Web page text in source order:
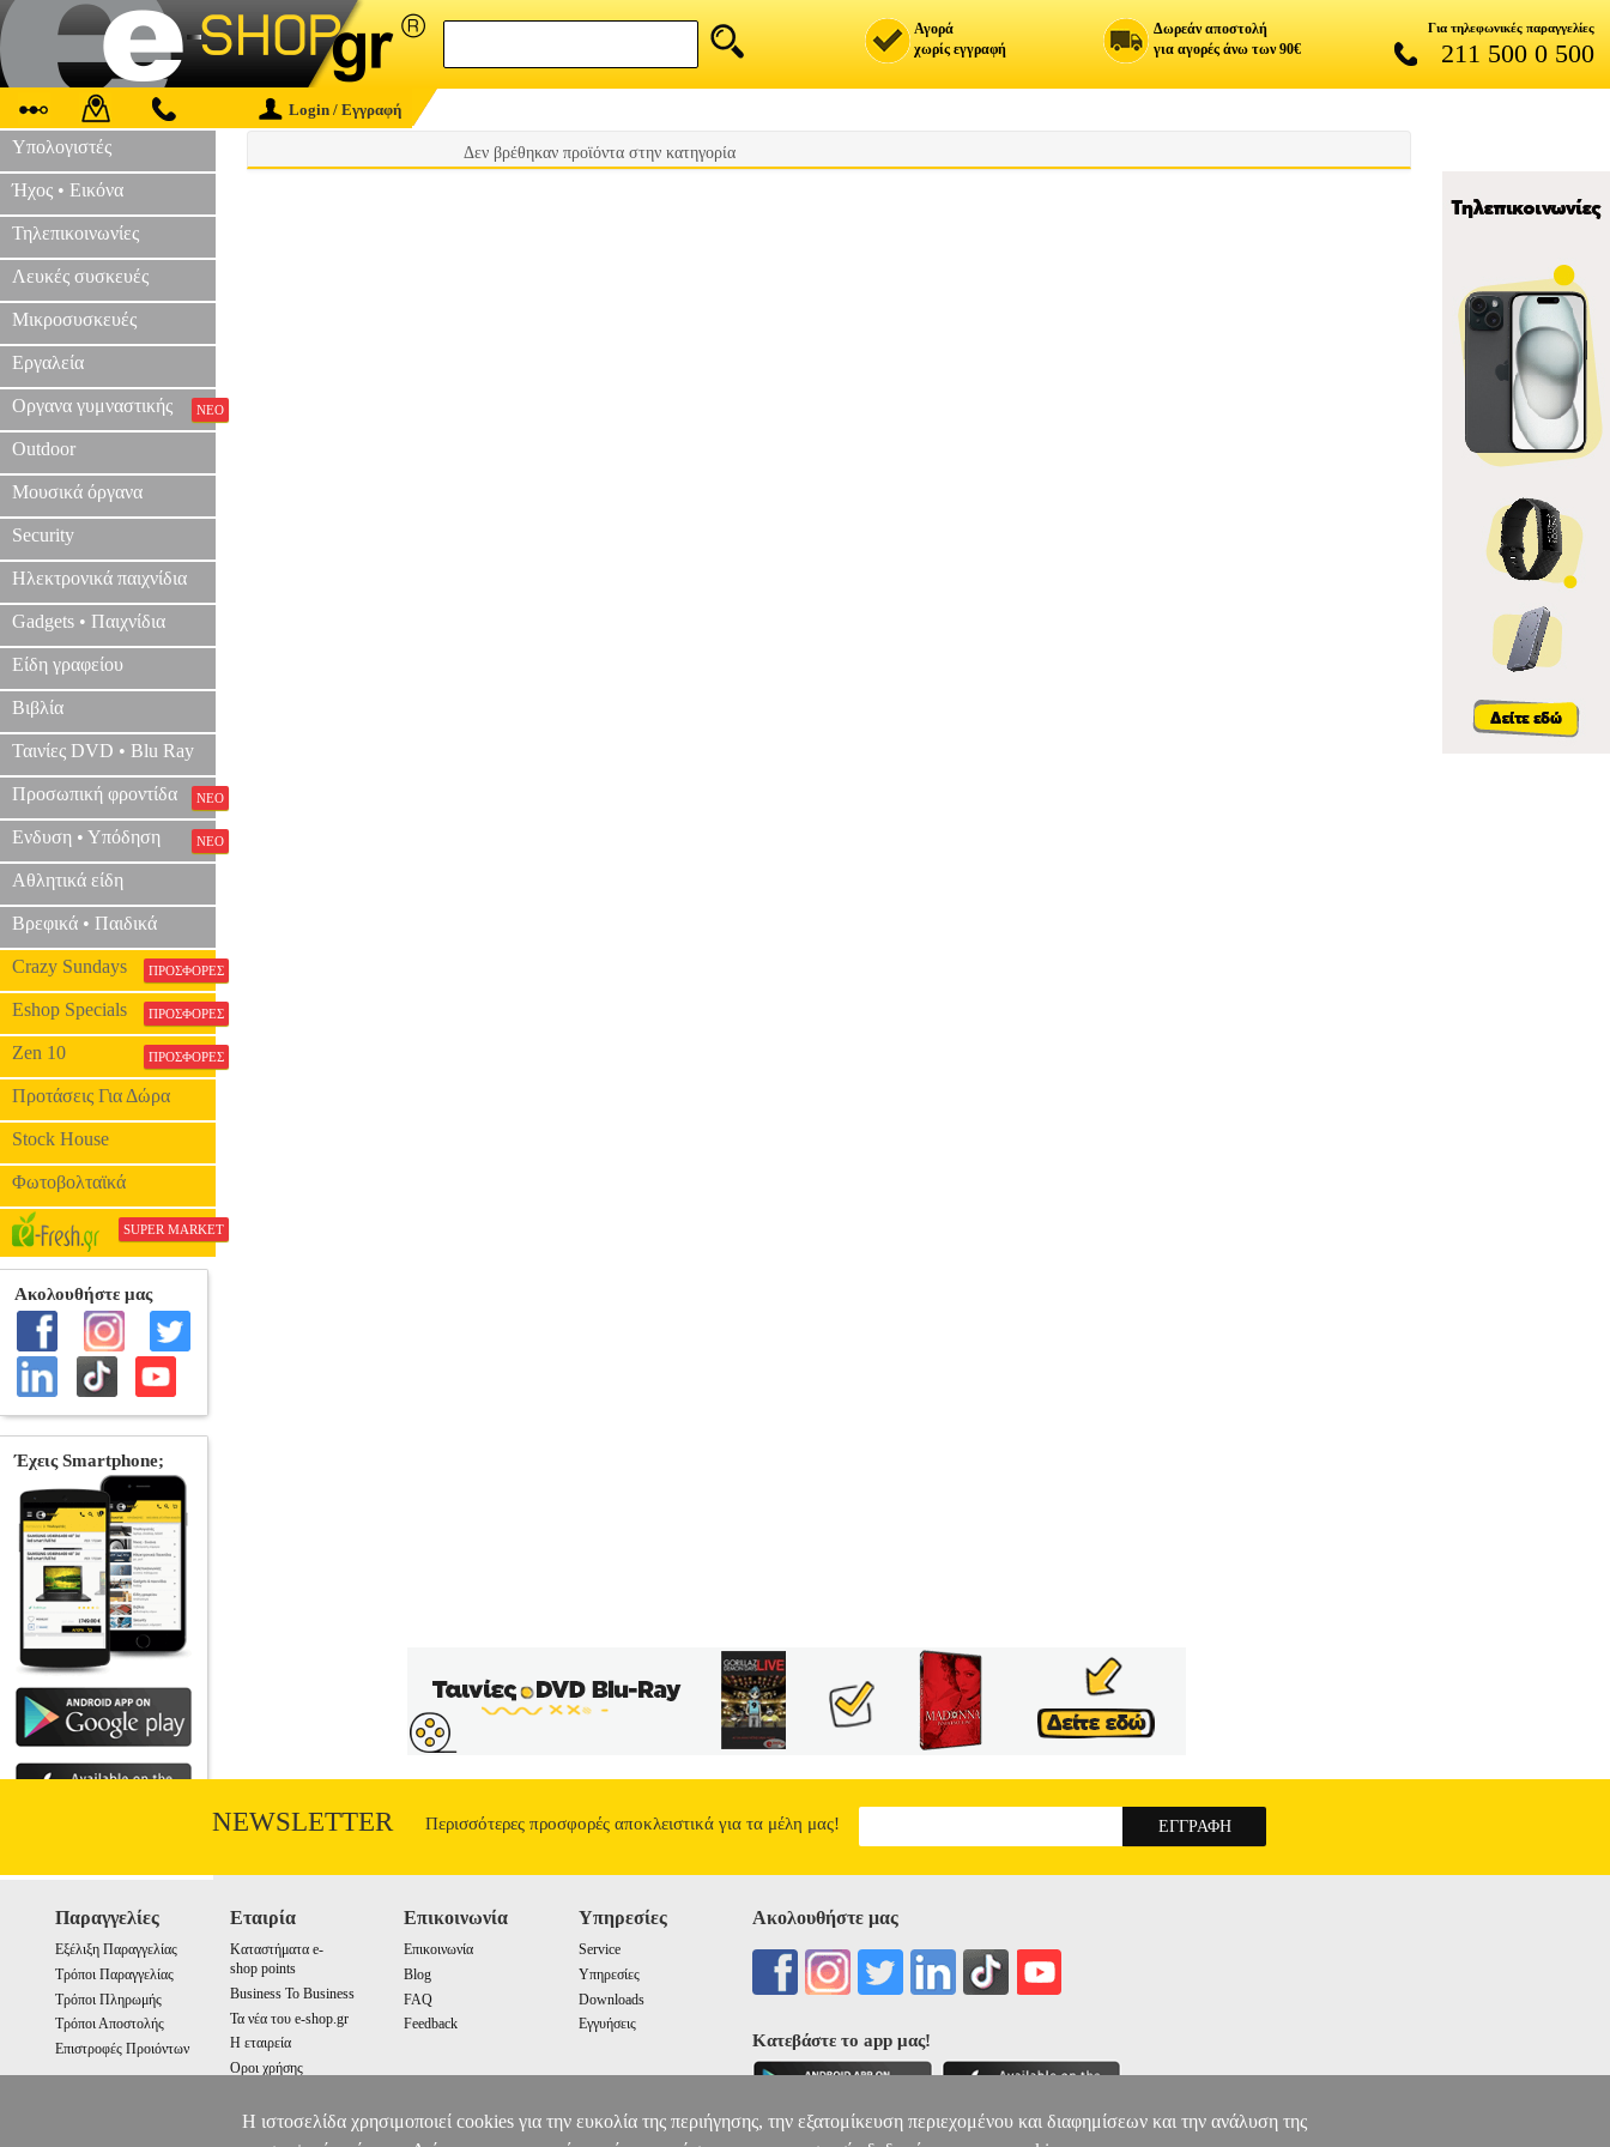
Αγορά
χωρίς εγγραφή
Δωρεάν αποστολή
για αγορές άνω των 90€
Για τηλεφωνικές παραγγελίες
211 500 0 500
Login / Εγγραφή
Υπολογιστές
Ήχος • Εικόνα
Τηλεπικοινωνίες
Λευκές συσκευές
Μικροσυσκευές
Εργαλεία
Οργανα γυμναστικής ΝΕΟ
Outdoor
Μουσικά όργανα
Security
Ηλεκτρονικά παιχνίδια
Gadgets • Παιχνίδια
Είδη γραφείου
Βιβλία
Ταινίες DVD • Blu Ray
Προσωπική φροντίδα ΝΕΟ
Ενδυση • Υπόδηση ΝΕΟ
Αθλητικά είδη
Βρεφικά • Παιδικά
Crazy Sundays ΠΡΟΣΦΟΡΕΣ
Eshop Specials ΠΡΟΣΦΟΡΕΣ
Zen 10 ΠΡΟΣΦΟΡΕΣ
Προτάσεις Για Δώρα
Stock House
Φωτοβολταϊκά
SUPER MARKET
Δεν βρέθηκαν προϊόντα στην κατηγορία
NEWSLETTER Περισσότερες προσφορές αποκλειστικά για τα μέλη μας!
Παραγγελίες
Εξέλιξη Παραγγελίας
Τρόποι Παραγγελίας
Τρόποι Πληρωμής
Τρόποι Αποστολής
Επιστροφές Προιόντων
Εταιρία
Καταστήματα e-
shop points
Business To Business
Τα νέα του e-shop.gr
Η εταιρεία
Οροι χρήσης
Επικοινωνία
Επικοινωνία
Blog
FAQ
Feedback
Υπηρεσίες
Service
Υπηρεσίες
Downloads
Εγγυήσεις
Ακολουθήστε μας
Κατεβάστε το app μας!
Η ιστοσελίδα χρησιμοποιεί cookies για την ευκολία της περιήγησης, την εξατομίκευση περιεχομένου και διαφημίσεων και την ανάλυση της